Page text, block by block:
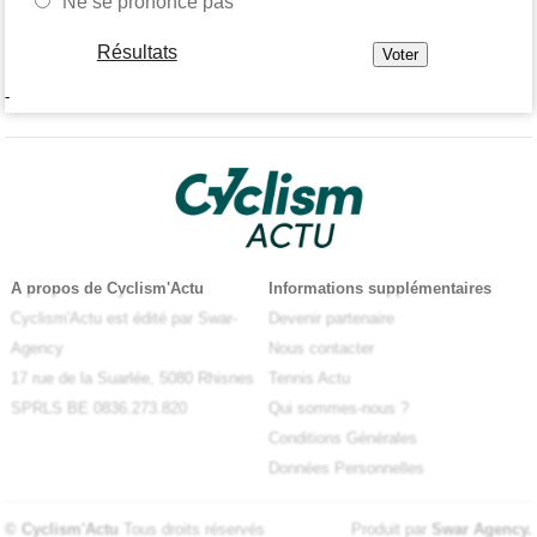
Résultats
-
A propos de Cyclism'Actu
Cyclism'Actu est édité par Swar-
Agency
17 rue de la Suarlée, 5080 Rhisnes
SPRLS BE 0836.273.820
Informations supplémentaires
Devenir partenaire
Nous contacter
Tennis Actu
Qui sommes-nous ?
Conditions Générales
Données Personnelles
© Cyclism'Actu Tous droits réservés Produit par Swar Agency.